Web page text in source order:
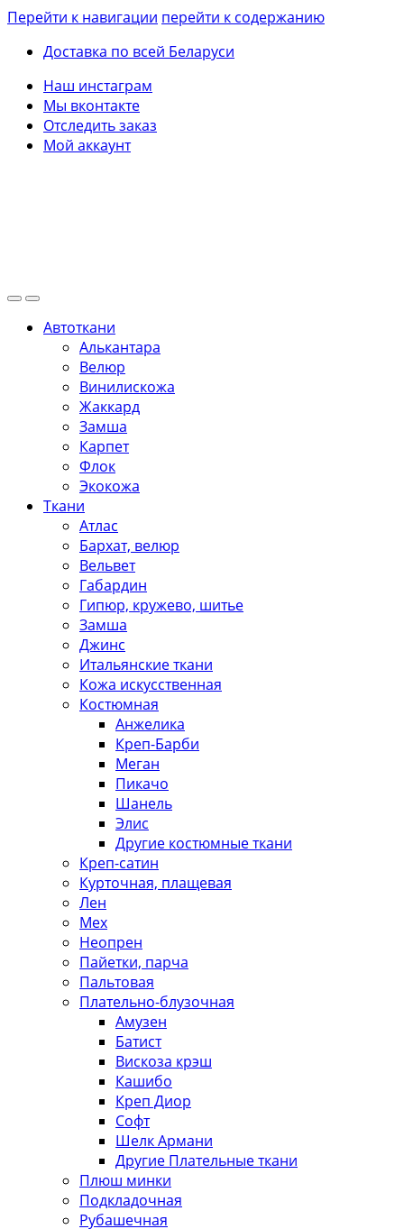
Перейти к навигации перейти к содержанию
Доставка по всей Беларуси
Наш инстаграм
Мы вконтакте
Отследить заказ
Мой аккаунт
Автоткани
Алькантара
Велюр
Винилискожа
Жаккард
Замша
Карпет
Флок
Экокожа
Ткани
Атлас
Бархат, велюр
Вельвет
Габардин
Гипюр, кружево, шитье
Замша
Джинс
Итальянские ткани
Кожа искусственная
Костюмная
Анжелика
Креп-Барби
Меган
Пикачо
Шанель
Элис
Другие костюмные ткани
Креп-сатин
Курточная, плащевая
Лен
Мех
Неопрен
Пайетки, парча
Пальтовая
Плательно-блузочная
Амузен
Батист
Вискоза крэш
Кашибо
Креп Диор
Софт
Шелк Армани
Другие Плательные ткани
Плюш минки
Подкладочная
Рубашечная